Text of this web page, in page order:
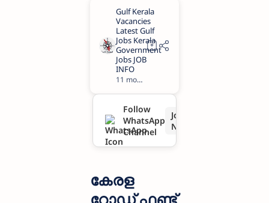
ഫണ്ട്
ബോര്‍ഡി
ൽ ജോലി
അവസര
ങ്ങൾ
11 months ago
Follow
WhatsApp
Channel
Join
Now
കേരള